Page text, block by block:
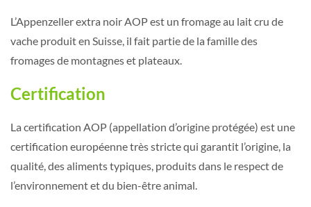
L’Appenzeller extra noir AOP est un fromage au lait cru de
vache produit en Suisse, il fait partie de la famille des
fromages de montagnes et plateaux.
Certification
La certification AOP (appellation d’origine protégée) est une
certification européenne très stricte qui garantit l’origine, la
qualité, des aliments typiques, produits dans le respect de
l’environnement et du bien-être animal.